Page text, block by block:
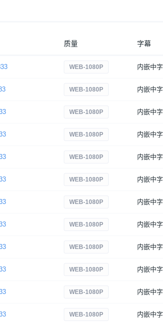
质量 字幕
WEB-1080P 内嵌中字
WEB-1080P 内嵌中字
WEB-1080P 内嵌中字
WEB-1080P 内嵌中字
WEB-1080P 内嵌中字
WEB-1080P 内嵌中字
WEB-1080P 内嵌中字
WEB-1080P 内嵌中字
WEB-1080P 内嵌中字
WEB-1080P 内嵌中字
WEB-1080P 内嵌中字
WEB-1080P 内嵌中字